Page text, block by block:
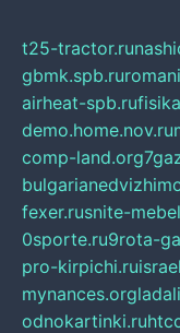
t25-tractor.ru
gbmk.spb.ru
airheat-spb.ru
demo.home.nov.ru
comp-land.org
fexer.rusnite-
0sporte.ru9rota-
pro-kirpichi.ru
mynances.org
odnokartinki.ru